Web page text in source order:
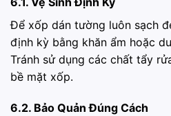
Để xốp dán tường luôn sạch
định kỳ bằng khăn ẩm hoặc
Tránh sử dụng các chất tẩy
bề mặt xốp.
6.2. Bảo Quản Đúng Cách